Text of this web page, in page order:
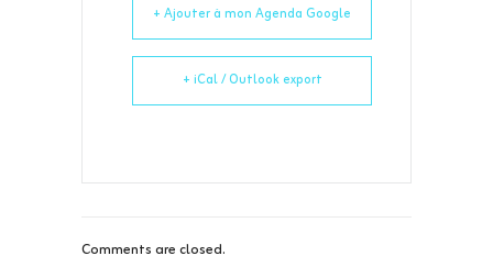
+ Ajouter à mon Agenda Google
+ iCal / Outlook export
Comments are closed.